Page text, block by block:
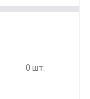
0 шт.